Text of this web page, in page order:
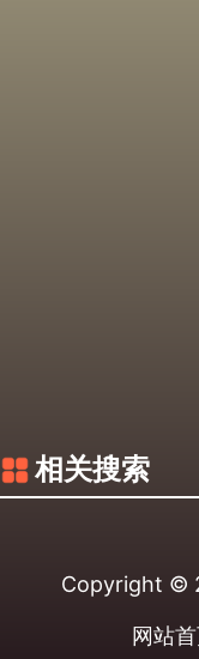
相关搜索
Copyright ©
网站